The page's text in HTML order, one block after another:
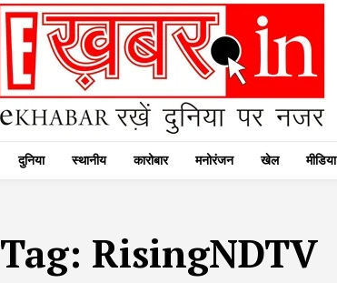
दुनिया स्थानीय कारोबार मनोरंजन खेल मीडिया
Tag: RisingNDTV